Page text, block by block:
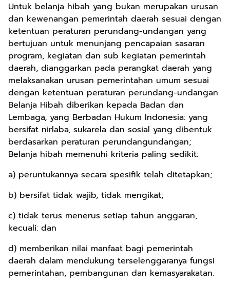
Untuk belanja hibah yang bukan merupakan urusan
dan kewenangan pemerintah daerah sesuai dengan
ketentuan peraturan perundang-undangan yang
bertujuan untuk menunjang pencapaian sasaran
program, kegiatan dan sub kegiatan pemerintah
daerah, dianggarkan pada perangkat daerah yang
melaksanakan urusan pemerintahan umum sesuai
dengan ketentuan peraturan perundang-undangan.
Belanja Hibah diberikan kepada Badan dan
Lembaga, yang Berbadan Hukum Indonesia: yang
bersifat nirlaba, sukarela dan sosial yang dibentuk
berdasarkan peraturan perundangundangan;
Belanja hibah memenuhi kriteria paling sedikit:
a) peruntukannya secara spesifik telah ditetapkan;
b) bersifat tidak wajib, tidak mengikat;
c) tidak terus menerus setiap tahun anggaran,
kecuali: dan
d) memberikan nilai manfaat bagi pemerintah
daerah dalam mendukung terselenggaranya fungsi
pemerintahan, pembangunan dan kemasyarakatan.